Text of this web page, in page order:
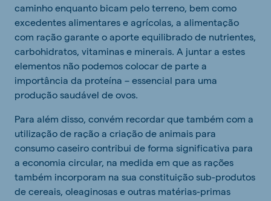
caminho enquanto bicam pelo terreno, bem como
excedentes alimentares e agrícolas, a alimentação
com ração garante o aporte equilibrado de nutrientes,
carbohidratos, vitaminas e minerais. A juntar a estes
elementos não podemos colocar de parte a
importância da proteína – essencial para uma
produção saudável de ovos.
Para além disso, convém recordar que também com a
utilização de ração a criação de animais para
consumo caseiro contribui de forma significativa para
a economia circular, na medida em que as rações
também incorporam na sua constituição sub-produtos
de cereais, oleaginosas e outras matérias-primas